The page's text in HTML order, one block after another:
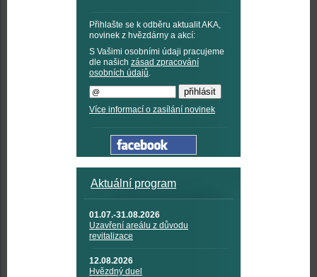
Přihlašte se k odběru aktualit AKA,
novinek z hvězdárny a akcí:
S Vašimi osobními údaji pracujeme
dle našich zásad zpracování
osobních údajů
Více informací o zasílání novinek
Aktuální program
01.07.-31.08.2026
Uzavření areálu z důvodu
revitalizace
12.08.2026
Hvězdný duel